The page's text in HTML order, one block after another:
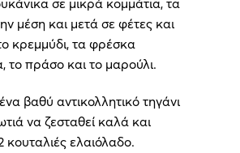
σε μικρά κομμάτια, τα
μέση και μετά σε φέτες και
κρεμμύδι, τα φρέσκα
το πράσο και το μαρούλι.
βαθύ αντικολλητικό τηγάνι
να ζεσταθεί καλά και
κουταλιές ελαιόλαδο.